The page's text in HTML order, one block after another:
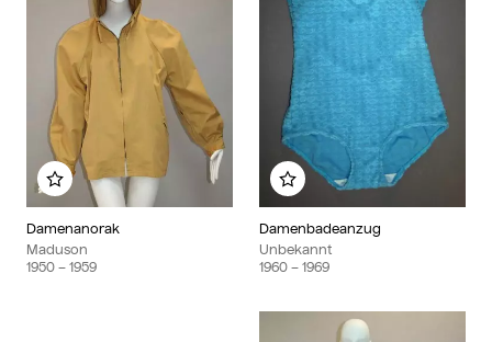
Damenanorak
Maduson
1950 – 1959
Zu meinem Album hinzufügen
Damenbadeanzug
Unbekannt
1960 – 1969
Zu meinem Album